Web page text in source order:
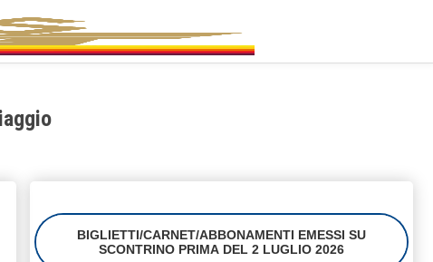
BIGLIETTI/CARNET/ABBONAMENTI EMESSI SU
SCONTRINO PRIMA DEL 2 LUGLIO 2026